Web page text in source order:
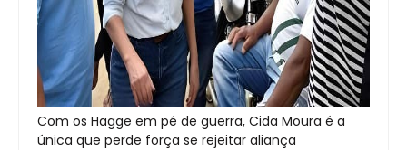
Com os Hagge em pé de guerra, Cida Moura é a
única que perde força se rejeitar aliança